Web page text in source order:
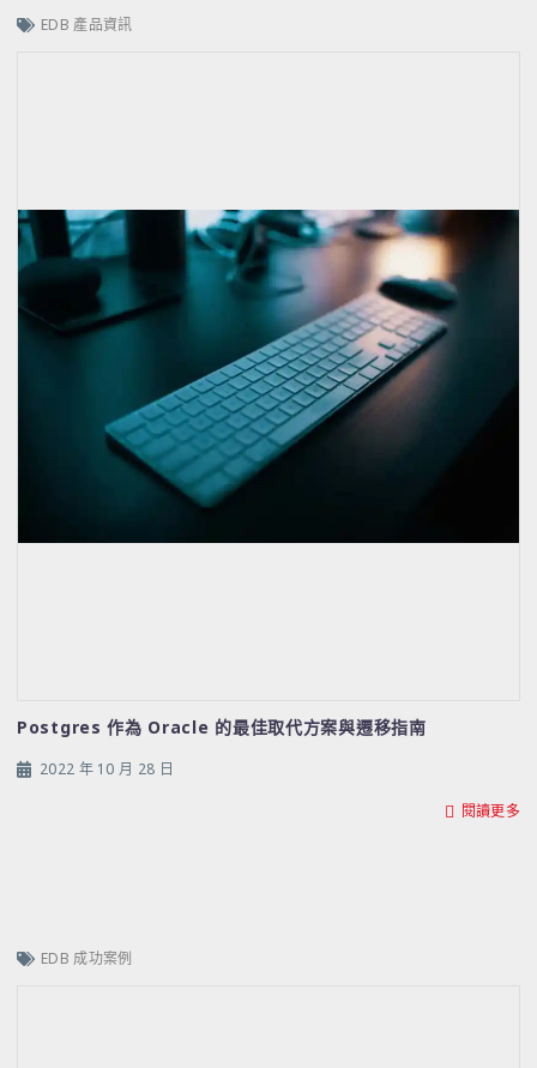
EDB 產品資訊
Postgres 作為 Oracle 的最佳取代方案與遷移指南
2022 年 10 月 28 日
閱讀更多
EDB 成功案例